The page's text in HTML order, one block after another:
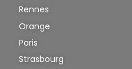
Rennes
Orange
Paris
Strasbourg